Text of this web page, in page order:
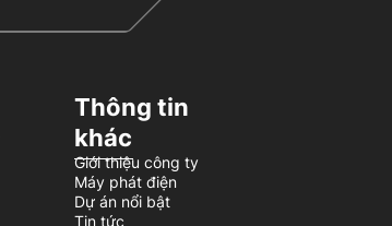
Thông tin
khác
Giới thiệu công ty
Máy phát điện
Dự án nổi bật
Tin tức